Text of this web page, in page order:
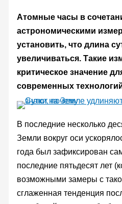
Атомные часы в
астрономическими
установить, что длина
увеличиваться. Такие
критическое значение
современных
В последние несколько
Земли вокруг оси
года был зафиксирован
последние пятьдесят лет
возможными замеры с
сглаженная тенденция